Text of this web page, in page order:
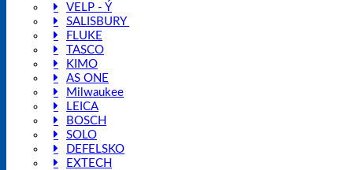
VELP - Ý
SALISBURY
FLUKE
TASCO
KIMO
AS ONE
Milwaukee
LEICA
BOSCH
SOLO
DEFELSKO
EXTECH